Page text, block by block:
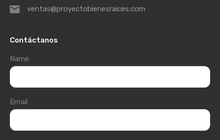
ventas@proyectobienesraices.com
Contáctanos
Name
Email